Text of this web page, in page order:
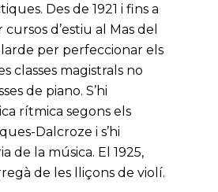
Des de 1921 i fins a
d’estiu al Mas del
per perfeccionar els
classes magistrals no
de piano. S’hi
rítmica segons els
Dalcroze i s’hi
de la música. El 1925,
de les lliçons de violí.